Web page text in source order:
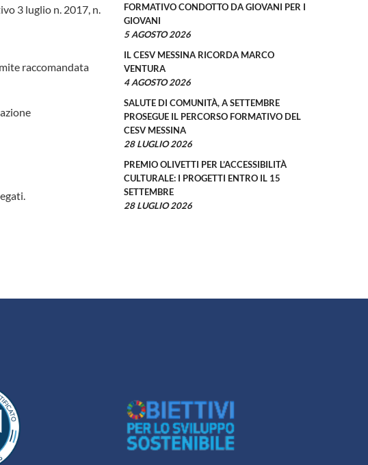
3 luglio n. 2017, n.
raccomandata
FORMATIVO CONDOTTO DA GIOVANI PER I
GIOVANI
5 AGOSTO 2026
IL CESV MESSINA RICORDA MARCO
VENTURA
4 AGOSTO 2026
SALUTE DI COMUNITÀ, A SETTEMBRE
PROSEGUE IL PERCORSO FORMATIVO DEL
CESV MESSINA
28 LUGLIO 2026
PREMIO OLIVETTI PER L’ACCESSIBILITÀ
CULTURALE: I PROGETTI ENTRO IL 15
SETTEMBRE
28 LUGLIO 2026